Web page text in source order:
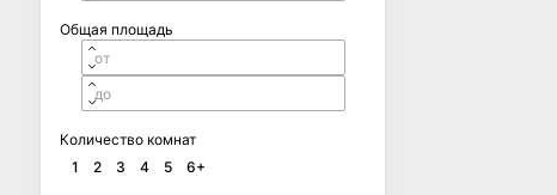
Общая площадь
Количество комнат
1
2 3 4 5 6+